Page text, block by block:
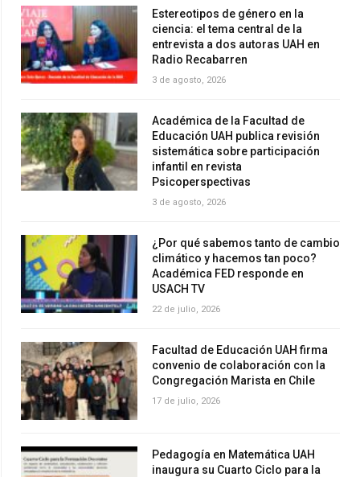
Estereotipos de género en la
ciencia: el tema central de la
entrevista a dos autoras UAH en
Radio Recabarren
3 de agosto, 2026
Académica de la Facultad de
Educación UAH publica revisión
sistemática sobre participación
infantil en revista
Psicoperspectivas
3 de agosto, 2026
¿Por qué sabemos tanto de cambio
climático y hacemos tan poco?
Académica FED responde en
USACH TV
22 de julio, 2026
Facultad de Educación UAH firma
convenio de colaboración con la
Congregación Marista en Chile
17 de julio, 2026
Pedagogía en Matemática UAH
inaugura su Cuarto Ciclo para la